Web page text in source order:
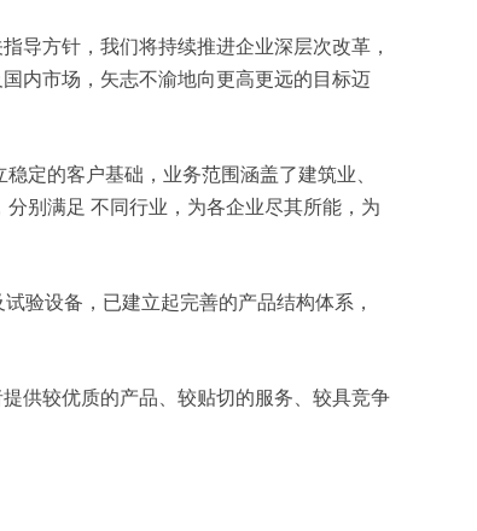
导方针，我们将持续推进企业深层次改革，
内市场，矢志不渝地向更高更远的目标迈
定的客户基础，业务范围涵盖了建筑业、
别满足 不同行业，为各企业尽其所能，为
验设备，已建立起完善的产品结构体系，
供较优质的产品、较贴切的服务、较具竞争